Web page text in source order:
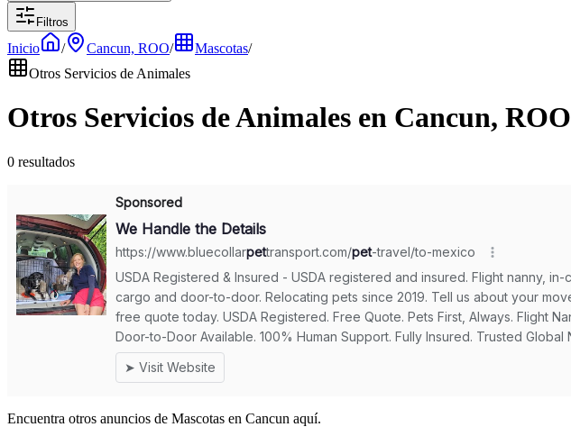
Filtros
Inicio / Cancun, ROO/ Mascotas/
Otros Servicios de Animales
Otros Servicios de Animales en Cancun, ROO
0 resultados
Encuentra otros anuncios de Mascotas en Cancun aquí.